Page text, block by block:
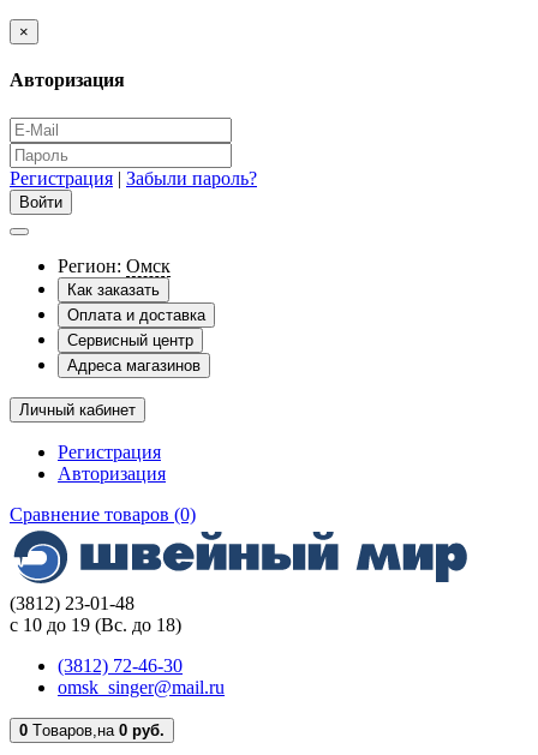
×
Авторизация
Регистрация | Забыли пароль?
Регион: Омск
Как заказать
Оплата и доставка
Сервисный центр
Адреса магазинов
Личный кабинет
Регистрация
Авторизация
Сравнение товаров (0)
(3812) 23-01-48
с 10 до 19 (Вс. до 18)
(3812) 72-46-30
omsk_singer@mail.ru
0 Tоваров,на 0 руб.